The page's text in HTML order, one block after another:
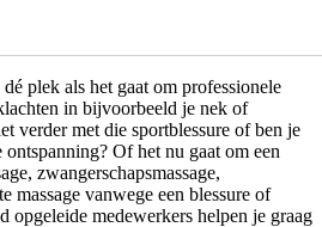
plek als het gaat om professionele
in bijvoorbeeld je nek of
verder met die sportblessure of ben je
Of het nu gaat om een
zwangerschapsmassage,
massage vanwege een blessure of
opgeleide medewerkers helpen je graag